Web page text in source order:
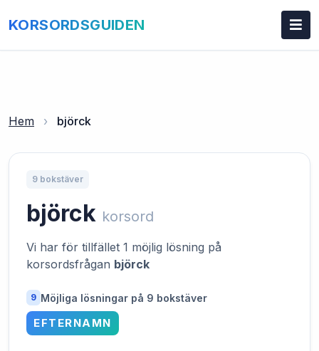
KORSORDSGUIDEN
Hem › björck
9 bokstäver
björck korsord
Vi har för tillfället 1 möjlig lösning på
korsordsfrågan björck
9 Möjliga lösningar på 9 bokstäver
EFTERNAMN